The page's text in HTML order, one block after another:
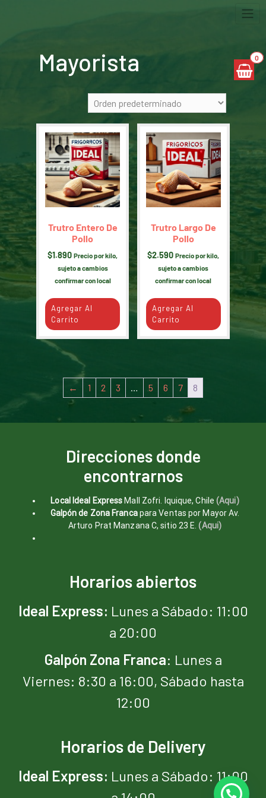
0
Mayorista
Trutro Entero De
Pollo
$1.890 Precio por kilo,
sujeto a cambios
confirmar con local
Agregar Al
Carrito
Trutro Largo De
Pollo
$2.590 Precio por kilo,
sujeto a cambios
confirmar con local
Agregar Al
Carrito
← 1 2 3 … 5 6 7 8
Direcciones donde
encontrarnos
Local Ideal Express Mall Zofri. Iquique, Chile(Aqui)
Galpón de Zona Francapara Ventas por Mayor Av.
Arturo Prat Manzana C, sitio 23 E.(Aqui)
Horarios abiertos
Ideal Express: Lunes a Sábado: 11:00
a 20:00
Galpón Zona Franca: Lunes a
Viernes: 8:30 a 16:00, Sábado hasta
12:00
Horarios de Delivery
Ideal Express: Lunes a Sábado: 11:00